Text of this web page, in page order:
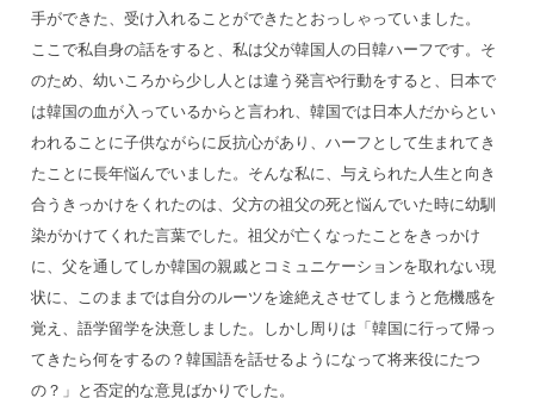
手ができた、受け入れることができたとおっしゃっていました。
ここで私自身の話をすると、私は父が韓国人の日韓ハーフです。そ
のため、幼いころから少し人とは違う発言や行動をすると、日本で
は韓国の血が入っているからと言われ、韓国では日本人だからとい
われることに子供ながらに反抗心があり、ハーフとして生まれてき
たことに長年悩んでいました。そんな私に、与えられた人生と向き
合うきっかけをくれたのは、父方の祖父の死と悩んでいた時に幼馴
染がかけてくれた言葉でした。祖父が亡くなったことをきっかけ
に、父を通してしか韓国の親戚とコミュニケーションを取れない現
状に、このままでは自分のルーツを途絶えさせてしまうと危機感を
覚え、語学留学を決意しました。しかし周りは「韓国に行って帰っ
てきたら何をするの？韓国語を話せるようになって将来役にたつ
の？」と否定的な意見ばかりでした。